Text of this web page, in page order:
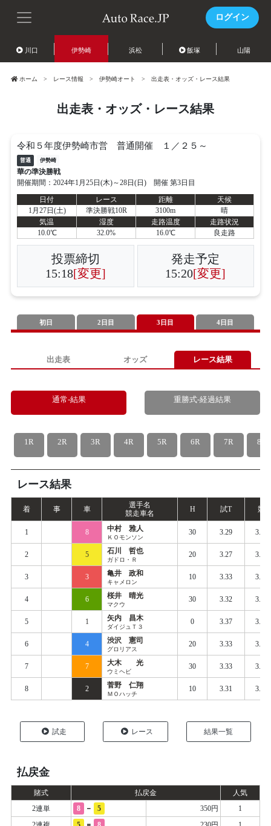
ログイン
川口 伊勢崎 浜松 飯塚 山陽
ホーム レース情報 伊勢崎オート 出走表・オッズ・レース結果
出走表・オッズ・レース結果
令和５年度伊勢崎市営 普通開催 １／２５～
普通 伊勢崎
華の準決勝戦
開催期間：2024年1月25日(木)～28日(日) 開催 第3日目
日付
レース 距離
天候
1月27日(土)
準決勝戦10R 3100m
晴
気温
湿度 走路温度
走路状況
10.0℃
32.0% 16.0℃ 良走路
投票締切
15:18[変更]
発走予定
15:20[変更]
初日 2日目 3日目 4日目
出走表 オッズ レース結果
通常-結果 重勝式-経過結果
1R 2R 3R 4R 5R 6R 7R 8R
レース結果
着 事 車
選手名
競走車名
H 試T 競
1 8 中村 雅人
ＫＯモンソン
30 3.29 3.364
2 5 石川 哲也
ガドロ・Ｒ
20 3.27 3.385
3 3 亀井 政和
キャメロン
10 3.33 3.399
4 6 桜井 晴光
マクウ
30 3.32 3.406
5 1 矢内 昌木
ダイジュＴ３
0 3.37 3.448
6 4 渋沢 憲司
グロリアス
20 3.33 3.426
7 7 大木 光
ウミヘビ
30 3.33 3.422
8 2 菅野 仁翔
ＭＯハッチ
10 3.31 3.479
試走 レース 結果一覧
払戻金
賭式 払戻金
人気
2連単
8 - 5 350円
1